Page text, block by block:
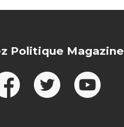
Politique Magazine